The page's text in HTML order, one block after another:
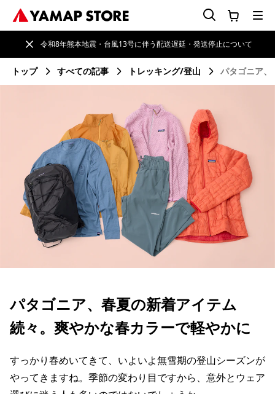
令和8年熊本地震・台風13号に伴う配送遅延・発送停止について
トップ すべての記事 トレッキング/登山 パタゴニア
パタゴニア、春夏の新着アイテム
続々。爽やかな春カラーで軽やかに
すっかり春めいてきて、いよいよ無雪期の登山シーズンが
やってきますね。季節の変わり目ですから、意外とウェア